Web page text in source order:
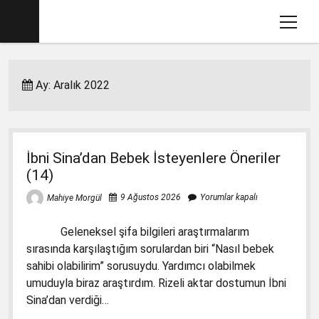
menüyü
Mahiye MORGÜL Kimdir
Dava Açtığımız Kitaplar (2012-2017)
2017-2018 İlkokul Kitaplarında Gördüklerim
1. Sınıf Okuma Yazma Kitabında Gördüklerim
2. Sınıf İngilizce Kitabında 3 Gözlü Canavar
2. Sınıf Müzik Kitabında Müzik Yanlışları
aç
Türkçe-1 için Başsavcılığa Suç Duyurusu
17.1.2018
İfademin Tamamı 10/11/2017
Ders Kitaplarına Açılan Davalar menüyü
1. Sınıf Çalışma Kitaplarında Pedagojik
Yanlışlara Dava
Ay:Aralık 2022
İbni Sina’dan Bebek İsteyenlere Öneriler
(14)
Mahiye Morgül 9 Ağustos 2026 Yorumlar kapalı
Geleneksel şifa bilgileri araştırmalarım
sırasında karşılaştığım sorulardan biri “Nasıl bebek
sahibi olabilirim” sorusuydu. Yardımcı olabilmek
umuduyla biraz araştırdım. Rizeli aktar dostumun İbni
Sina’dan verdiği…